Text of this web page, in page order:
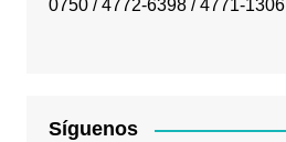
0750 / 4772-6398 / 4771-1306
Síguenos